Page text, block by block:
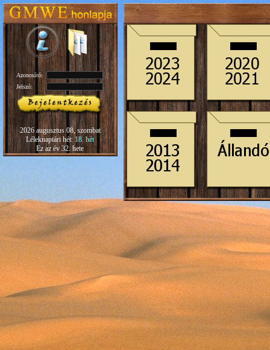
Azonosító:
Jelszó:
2026 augusztus 08, szombat
Léleknaptári hét:18. hét
Ez az év 32. hete